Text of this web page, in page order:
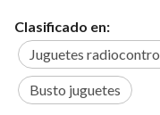
Clasificado en:
Juguetes
Busto juguetes